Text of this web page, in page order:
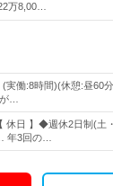
万8,00…
(実働:8時間)(休憩:昼60
…
休日 】◆週休2日制(土
年3回の…